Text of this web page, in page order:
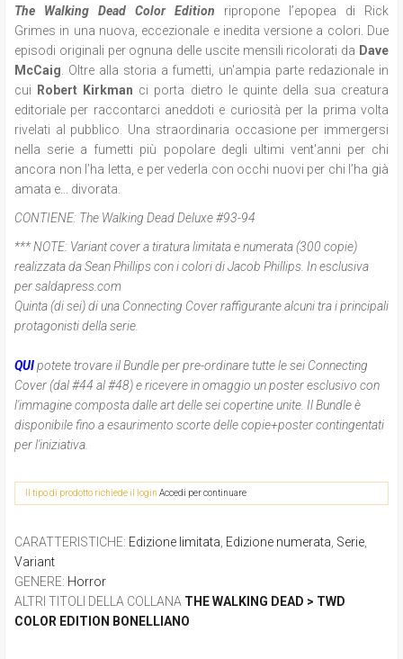
The Walking Dead Color Edition ripropone l ’epopea di Rick
Grimes in una nuova, eccezionale e inedita versione a colori. Due
episodi originali per ognuna delle uscite mensili ricolorati da Dave
McCaig . Oltre alla storia a fumetti, un'ampia parte redazionale in
cui
Robert Kirkman ci porta dietro le quinte della sua creatura
editoriale per raccontarci aneddoti e curiosità per la prima volta
rivelati al pubblico. Una straordinaria occasione per immergersi
nella serie a fumetti più popolare degli ultimi vent'anni per chi
ancora non l’ha letta, e per vederla con occhi nuovi per chi l’ha già
amata e... divorata.
CONTIENE: The Walking Dead Deluxe #93-94
*** NOTE: Variant cover a tiratura limitata e numerata (300 copie)
realizzata da Sean Phillips con i colori di Jacob Phillips. In esclusiva
per saldapress.com
Quinta (di sei) di una Connecting Cover raffigurante alcuni tra i principali
protagonisti della serie.
QUIpotete trovare il Bundle per pre-ordinare tutte le sei Connecting
Cover (dal #44 al #48) e ricevere in omaggio un poster esclusivo con
l'immagine composta dalle art delle sei copertine unite. Il Bundle è
disponibile fino a esaurimento scorte delle copie+poster contingentati
per l'iniziativa.
Il tipo di prodotto richiede il login Accedi per continuare
CARATTERISTICHE: Edizione limitata Edizione numerata Serie
Variant
GENERE: Horror
ALTRI TITOLI DELLA COLLANA THE WALKING DEAD > TWD
COLOR EDITION BONELLIANO